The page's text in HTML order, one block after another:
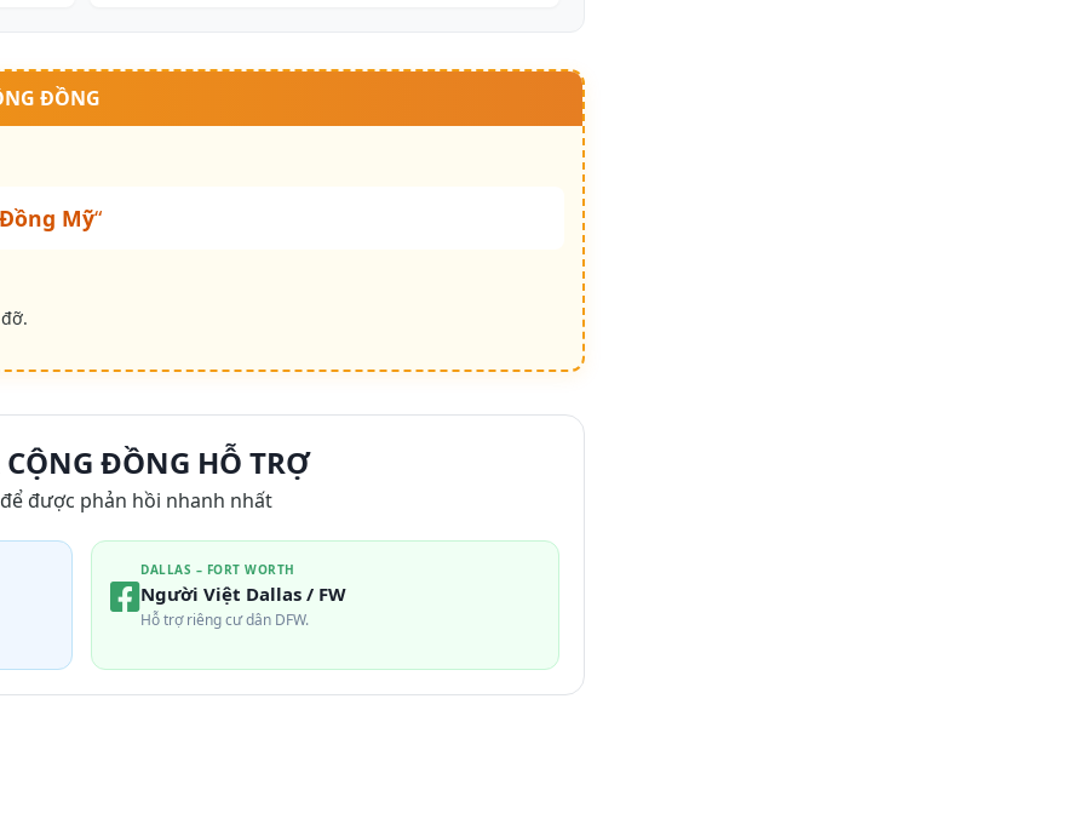
ĐỒNG
Mỹ“
ĐỒNG HỖ TRỢ
được phản hồi nhanh nhất
DALLAS – FORT WORTH
Người Việt Dallas / FW
Hỗ trợ riêng cư dân DFW.